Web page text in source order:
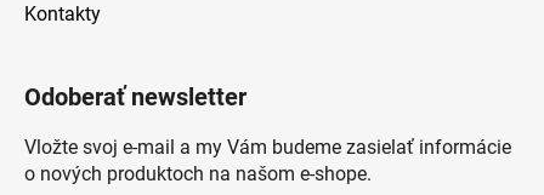
Kontakty
Odoberať newsletter
Vložte svoj e-mail a my Vám budeme zasielať informácie
o nových produktoch na našom e-shope.